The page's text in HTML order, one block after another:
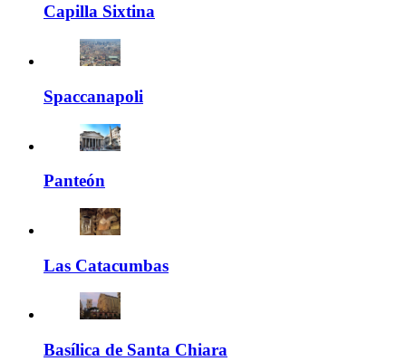
Capilla Sixtina
Spaccanapoli
Panteón
Las Catacumbas
Basílica de Santa Chiara